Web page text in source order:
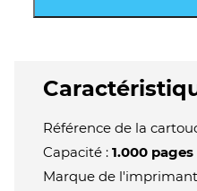
-
Référence de la
Capacité : 1.000 pages
Marque de